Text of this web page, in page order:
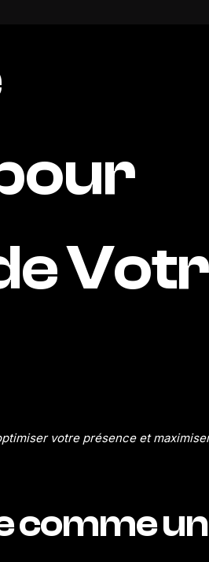
votre présence et
comme